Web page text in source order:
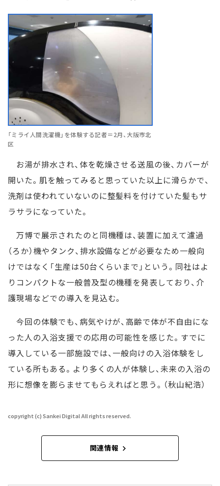
「ミライ人間洗濯機」を体験する記者＝2月、大阪市北
区
お湯が排水され、体を乾燥させる送風の後、カバーが
開いた。肌を触ってみると思っていた以上に滑らかで、
洗剤は使われていないのに整髪料を付けていた髪もサ
ラサラになっていた。
万博で展示されたのと同機種は、装置に加えて濾過
（ろか）機やタンク、排水設備などが必要なため一般向
けではなく「生産は50台くらいまで」という。同社はよ
りコンパクトな一般普及型の機種を発表しており、介
護現場などでの導入を見込む。
今回の体験でも、病気やけが、高齢で体が不自由にな
った人の入浴支援での応用の可能性を感じた。すでに
導入している一部施設では、一般向けの入浴体験をし
ている所もある。より多くの人が体験し、未来の入浴の
形に想像を膨らませてもらえればと思う。（秋山紀浩）
copyright (c) Sankei Digital All rights reserved.
関連情報